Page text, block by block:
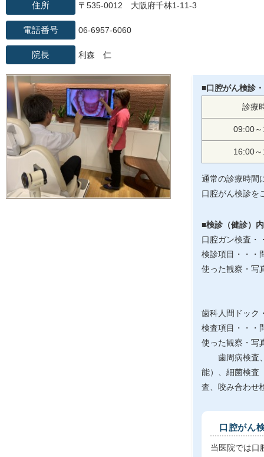
住所 〒535-0012 大阪府千林1-11-3
電話番号 06-6957-6060
院長 利森 仁
■口腔がん検診
診療
09:00
16:00
通常の診療時間
口腔がん検診を
■検診（健診）
口腔ガン検査・
検診項目・・・
使った観察・写
歯科人間ドック
検査項目・・・
使った観察・写
歯周病検査、
能）、細菌検査
査、咬み合わせ
口腔がん
当医院では口